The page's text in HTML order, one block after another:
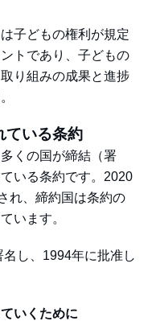
子どもの権利が規定
トであり、子どもの
り組みの成果と進捗
ている条約
くの国が締結（署
いる条約です。2020
れ、締約国は条約の
います。
し、1994年に批准し
いくために